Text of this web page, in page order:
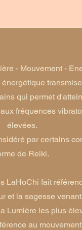
- Mouvement -
qui permet
fréquences
élevées.
par certains
de Reiki.
LaHoChi fait
et la sagesse
Lumière les plus
au